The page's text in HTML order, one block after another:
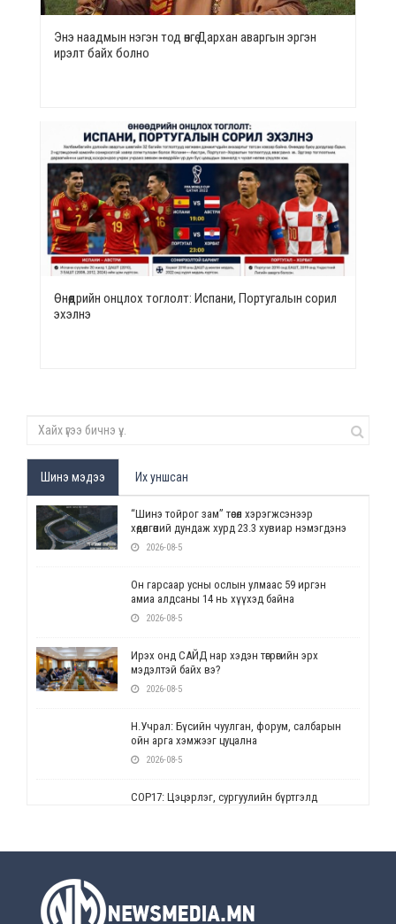
Энэ наадмын нэгэн тод өнгө Дархан аваргын эргэн
ирэлт байх болно
Өнөөдрийн онцлох тоглолт: Испани, Португалын сорил
эхэлнэ
Шинэ мэдээ Их уншсан
“Шинэ тойрог зам” төсөл хэрэгжсэнээр
хөдөлгөөний дундаж хурд 23.3 хувиар нэмэгдэнэ
2026-08-5
Он гарсаар усны ослын улмаас 59 иргэн
амиа алдсаны 14 нь хүүхэд байна
2026-08-5
Ирэх онд САЙД нар хэдэн төгрөгийн эрх
мэдэлтэй байх вэ?
2026-08-5
Н.Учрал: Бүсийн чуулган, форум, салбарын
ойн арга хэмжээг цуцална
2026-08-5
СОР17: Цэцэрлэг, сургуулийн бүртгэлд
2026-08-5